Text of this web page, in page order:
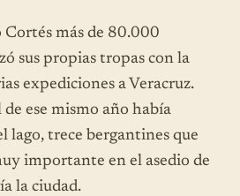
más de 80.000
sus propias tropas con la
expediciones a Veracruz.
ese mismo año había
lago, trece bergantines que
importante en el asedio de
la ciudad.